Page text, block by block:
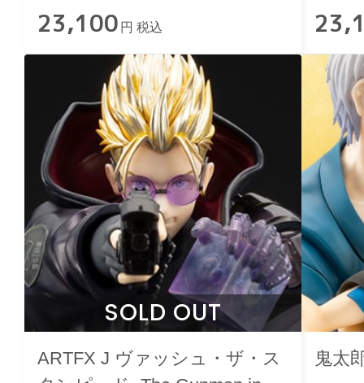
23,100 円 税込
SOLD OUT
ARTFX J ヴァッシュ・ザ・ス
鬼太